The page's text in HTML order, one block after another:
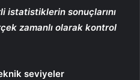
istatistiklerin sonuçlarını
zamanlı olarak kontrol
seviyeler